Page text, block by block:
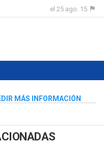
el 25 ago. 15
MÁS INFORMACIÓN